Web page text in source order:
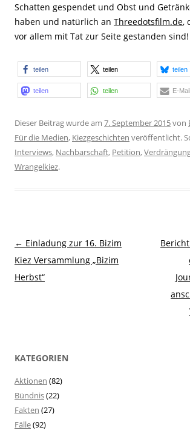
Schatten gespendet und Obst und
haben und natürlich an Threedotsfilm.de,
vor allem mit Tat zur Seite gestanden sind!
teilen teilen teilen
teilen teilen E-Mail
Dieser Beitrag wurde am 7. September 2015von
Für die Medien, Kiezgeschichten veröffentlicht.
Interviews, Nachbarschaft, Petition,
Wrangelkiez.
Beitragsnavigation
← Einladung zur 16. Bizim
Kiez Versammlung „Bizim
Herbst“
KATEGORIEN
Aktionen (82)
Bündnis(22)
Fakten (27)
Fälle(92)